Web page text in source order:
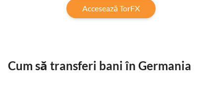
Accesează TorFX
Cum să transferi bani în Germania